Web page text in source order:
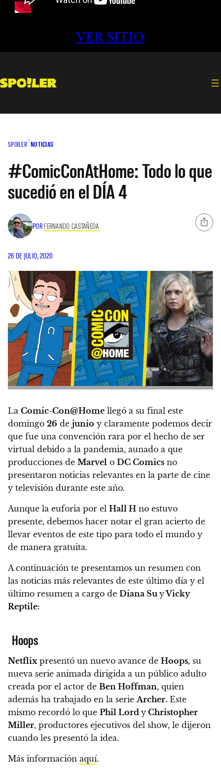
VER SITIO
SPOILER NOTICIAS
#ComicConAtHome: Todo lo que
sucedió en el DÍA 4
POR FERNANDO CASTAÑEDA
26 DE JULIO, 2020
La Comic-Con@Home llegó a su final este
domingo 26 de junio y claramente podemos decir
que fue una convención rara por el hecho de ser
virtual debido a la pandemia, aunado a que
producciones de Marvel o DC Comics no
presentaron noticias relevantes en la parte de cine
y televisión durante este año.
Aunque la euforia por el Hall H no estuvo
presente, debemos hacer notar el gran acierto de
llevar eventos de este tipo para todo el mundo y
de manera gratuita.
A continuación te presentamos un resumen con
las noticias más relevantes de este último día y el
último resumen a cargo de Diana SuyVicky
Reptile:
Hoops
Netflixpresentó un nuevo avance de Hoops, su
nueva serie animada dirigida a un público adulto
creada por el actor de Ben Hoffman, quien
además ha trabajado en la serieArcher. Este
mismo recordó lo que Phil Lord y Christopher
Miller, productores ejecutivos del show, le dijeron
cuando les presentó la idea.
Más información aquí.